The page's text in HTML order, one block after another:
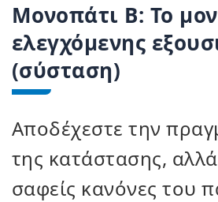
Μονοπάτι Β: Το
ελεγχόμενης
(σύσταση)
Αποδέχεστε την
της κατάστασης, αλλά
σαφείς κανόνες του